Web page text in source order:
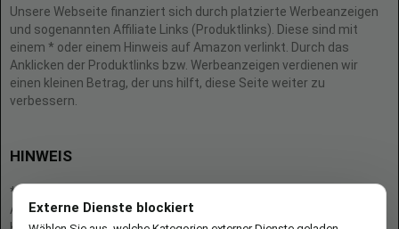
Unsere Webseite finanziert sich durch platzierte Werbeanzeigen
und sogenannten Affiliate Links (Produktlinks). Diese sind mit
einem * oder einem Hinweis auf Amazon verlinkt. Durch das
Anklicken der Produktlinks bzw. Werbeanzeigen verdienen wir
einen kleinen Betrag, der uns hilft, diese Seite weiter zu
verbessern.
HINWEIS
* = Afilliate-Link (=Werbung)
Als Amazon-Partner verdient der Seitenbetreiber an qualifizierten
Externe Dienste blockiert